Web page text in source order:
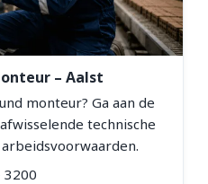
– Aalst
monteur? Ga aan de
technische
3200